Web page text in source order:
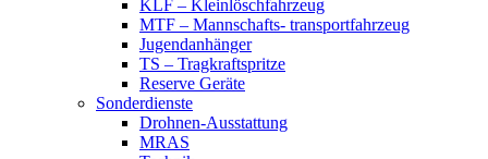
KLF – Kleinlöschfahrzeug
MTF – Mannschafts- transportfahrzeug
Jugendanhänger
TS – Tragkraftspritze
Reserve Geräte
Sonderdienste
Drohnen-Ausstattung
MRAS